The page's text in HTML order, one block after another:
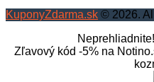
KuponyZdarma.sk © 2026.
Zľavový kód -5% na